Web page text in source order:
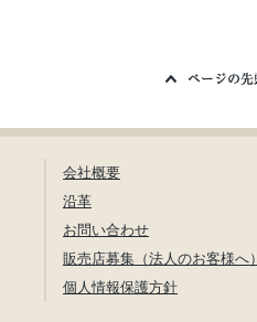
会社概要
沿革
お問い合わせ
販売店募集（法人のお客様へ）
個人情報保護方針